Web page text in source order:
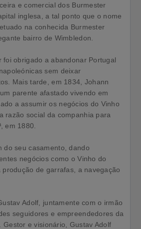
e comercial dos Burmester
inglesa, a tal ponto que o nome
na conhecida Burmester
bairro de Wimbledon.
foi obrigado a abandonar Portugal
sem deixar
Mais tarde, em 1834, Johann
parente afastado vivendo em
a assumir os negócios do Vinho
razão social da companhia para
em 1880.
do seu casamento, dando
negócios como o Vinho do
de garrafas, a navegação
Adolf, juntamente com o irmão
seguidores e empreendedores da
Gestor e visionário, Gustav Adolf